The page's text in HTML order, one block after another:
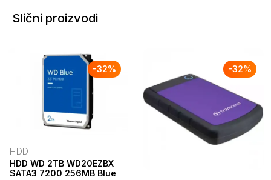
Slični proizvodi
-32%
HDD
HDD WD 2TB WD20EZBX
SATA3 7200 256MB Blue
-32%